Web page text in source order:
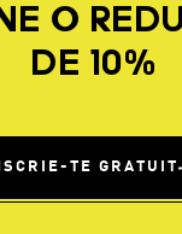
O
DE 10%
TE GRATUIT